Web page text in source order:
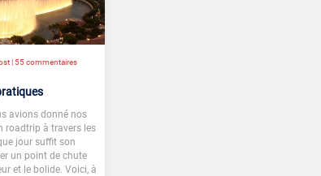
| 55 commentaires
avions donné nos
roadtrip à travers les
jour suffit son
un point de chute
et le bolide. Voici, à